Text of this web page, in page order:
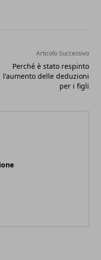
Articolo Successivo
Perché è stato respinto
l'aumento delle deduzioni
per i figli